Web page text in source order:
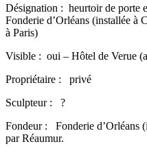
Désignation : heurtoir de porte
Fonderie d’Orléans (installée à
à Paris)
Visible : oui – Hôtel de Verue
Propriétaire : privé
Sculpteur : ?
Fondeur : Fonderie d’Orléans
par Réaumur.